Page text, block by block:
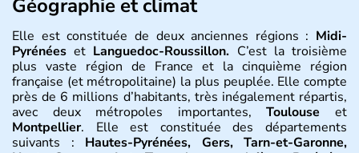
Géographie et climat
Elle est constituée de deux anciennes régions : Midi-
Pyrénées et Languedoc-Roussillon. C’est la troisième
plus vaste région de France et la cinquième région
française (et métropolitaine) la plus peuplée. Elle compte
près de 6 millions d’habitants, très inégalement répartis,
avec deux métropoles importantes,Toulouse et
Montpellier. Elle est constituée des départements
suivants : Hautes-Pyrénées, Gers, Tarn-et-Garonne,